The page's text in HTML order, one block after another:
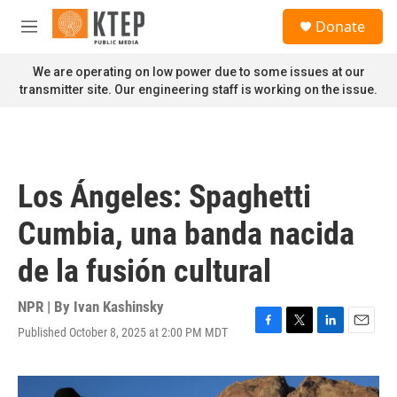
Skip to main content
M
n
u
Donate
We are operating on low power due to some issues at our
transmitter site. Our engineering staff is working on the issue.
Los Ángeles: Spaghetti
Cumbia, una banda nacida
de la fusión cultural
NPR | By Ivan Kashinsky
Published October 8, 2025 at 2:00 PM MDT
F
c
e
T
i
t
L
n
k
E
a
i